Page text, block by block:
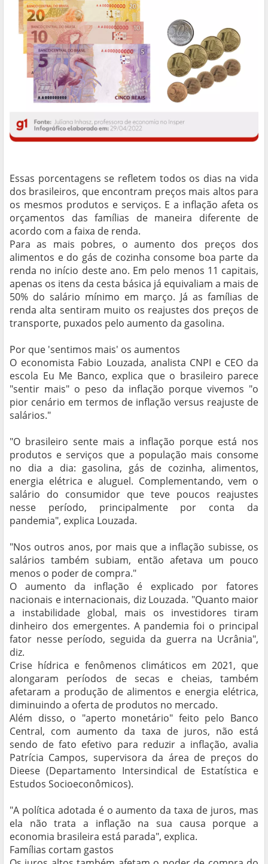
Essas porcentagens se refletem todos os dias na vida
dos brasileiros, que encontram preços mais altos para
os mesmos produtos e serviços. E a inflação afeta os
orçamentos das famílias de maneira diferente de
acordo com a faixa de renda.
Para as mais pobres, o aumento dos preços dos
alimentos e do gás de cozinha consome boa parte da
renda no início deste ano. Em pelo menos 11 capitais,
apenas os itens da cesta básica já equivaliam a mais de
50% do salário mínimo em março. Já as famílias de
renda alta sentiram muito os reajustes dos preços de
transporte, puxados pelo aumento da gasolina.
Por que 'sentimos mais' os aumentos
O economista Fabio Louzada, analista CNPI e CEO da
escola Eu Me Banco, explica que o brasileiro parece
"sentir mais" o peso da inflação porque vivemos "o
pior cenário em termos de inflação versus reajuste de
salários."
"O brasileiro sente mais a inflação porque está nos
produtos e serviços que a população mais consome
no dia a dia: gasolina, gás de cozinha, alimentos,
energia elétrica e aluguel. Complementando, vem o
salário do consumidor que teve poucos reajustes
nesse período, principalmente por conta da
pandemia", explica Louzada.
"Nos outros anos, por mais que a inflação subisse, os
salários também subiam, então afetava um pouco
menos o poder de compra."
O aumento da inflação é explicado por fatores
nacionais e internacionais, diz Louzada. "Quanto maior
a instabilidade global, mais os investidores tiram
dinheiro dos emergentes. A pandemia foi o principal
fator nesse período, seguida da guerra na Ucrânia",
diz.
Crise hídrica e fenômenos climáticos em 2021, que
alongaram períodos de secas e cheias, também
afetaram a produção de alimentos e energia elétrica,
diminuindo a oferta de produtos no mercado.
Além disso, o "aperto monetário" feito pelo Banco
Central, com aumento da taxa de juros, não está
sendo de fato efetivo para reduzir a inflação, avalia
Patrícia Campos, supervisora da área de preços do
Dieese (Departamento Intersindical de Estatística e
Estudos Socioeconômicos).
"A política adotada é o aumento da taxa de juros, mas
ela não trata a inflação na sua causa porque a
economia brasileira está parada", explica.
Famílias cortam gastos